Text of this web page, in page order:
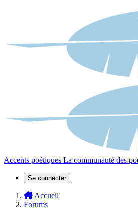
Accents poétiques La communauté des
Se connecter
Accueil
Forums